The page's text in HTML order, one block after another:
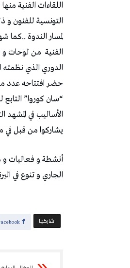
اللقاءات الفنية
التونسية للفنون و
لمسار الندوة ..كما
الفنية من لوحات و
الدوري الذي نظمته
حضر افتتاحه عدد
“سان كوروا”
الأساليب في
يشاركوا من قبل
الجاري و تنوع في
‫‫ شاركها‬